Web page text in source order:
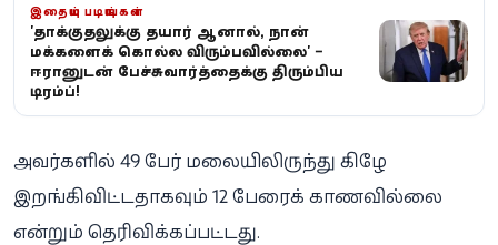
இதையும் படியுங்கள்
'தாக்குதலுக்கு தயார் ஆனால், நான்
மக்களைக் கொல்ல விரும்பவில்லை' –
ஈரானுடன் பேச்சுவார்த்தைக்கு திரும்பிய
டிரம்ப்!
அவர்களில் 49 பேர் மலையிலிருந்து கிழே
இறங்கிவிட்டதாகவும் 12 பேரைக் காணவில்லை
என்றும் தெரிவிக்கப்பட்டது.